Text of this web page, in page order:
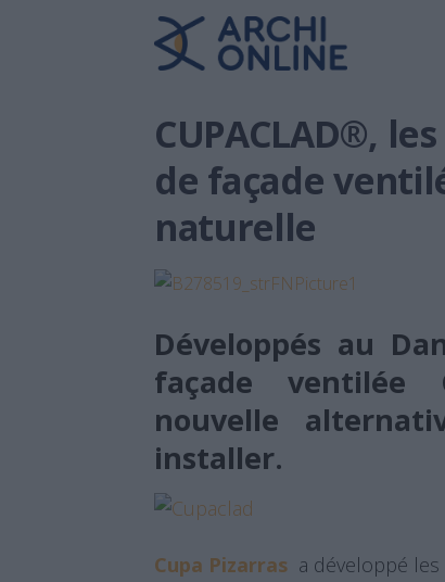
CUPACLAD®,
de façade
naturelle
Développés au
façade ventilée
nouvelle
installer.
Cupa Pizarras a développé